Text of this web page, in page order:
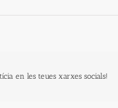
en les teues xarxes socials!